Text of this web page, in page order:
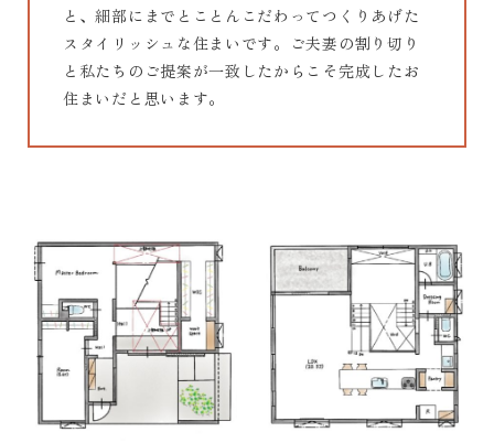
と、細部にまでとことんこだわってつくりあげた
スタイリッシュな住まいです。ご夫妻の割り切り
と私たちのご提案が一致したからこそ完成したお
住まいだと思います。